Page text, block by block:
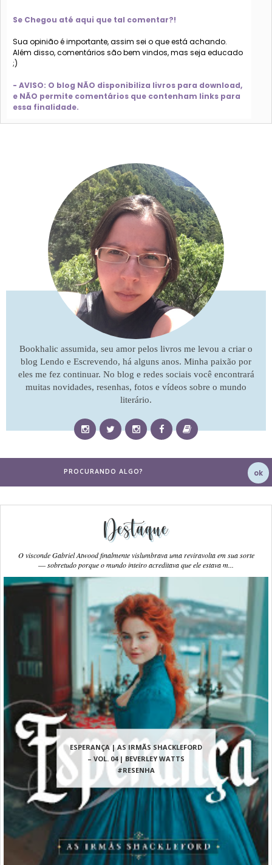
Se Chegou até aqui que tal comentar?!
Sua opinião é importante, assim sei o que está achando.
Além disso, comentários são bem vindos, mas seja educado
;)
- AVISO: O blog NÃO disponibiliza livros para download,
e NÃO permite comentários que contenham links para
essa finalidade.
Bookhalic assumida, seu amor pelos livros me levou a criar o
blog Lendo e Escrevendo, há alguns anos. Minha paixão por
eles me fez continuar. No blog e redes sociais você encontrará
muitas novidades, resenhas, fotos e vídeos sobre o mundo
literário.
Destaque
ESPERANÇA | AS IRMÃS SHACKLEFORD
– VOL. 04 | BEVERLEY WATTS
#RESENHA
O visconde Gabriel Atwood finalmente vislumbrava uma reviravolta em sua sorte
― sobretudo porque o mundo inteiro acreditava que ele estava m...